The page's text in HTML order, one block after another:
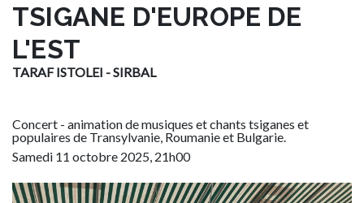
TSIGANE D'EUROPE DE
L'EST
TARAF ISTOLEI - SIRBAL
Concert - animation de musiques et chants tsiganes et
populaires de Transylvanie, Roumanie et Bulgarie.
Samedi 11 octobre 2025, 21h00